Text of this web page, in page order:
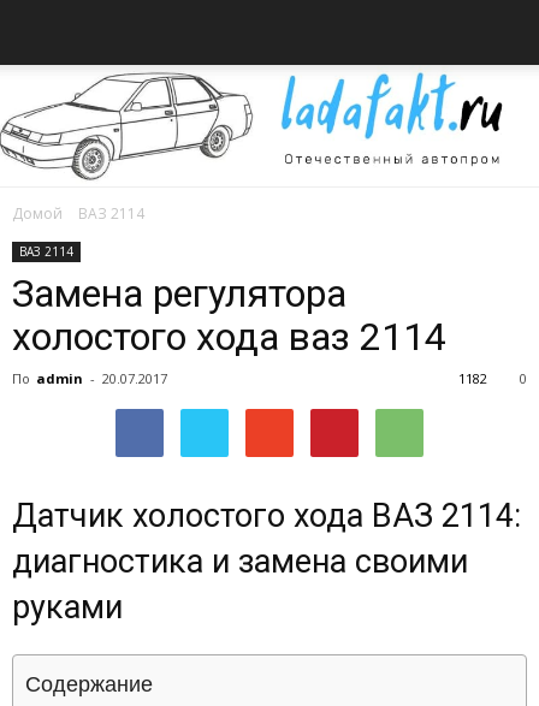
об
автомобилях
Лада
Домой ВАЗ 2114
ВАЗ 2114
Замена регулятора
холостого хода ваз 2114
По admin - 20.07.2017 0
1182
Датчик холостого хода ВАЗ 2114:
диагностика и замена своими
руками
Содержание